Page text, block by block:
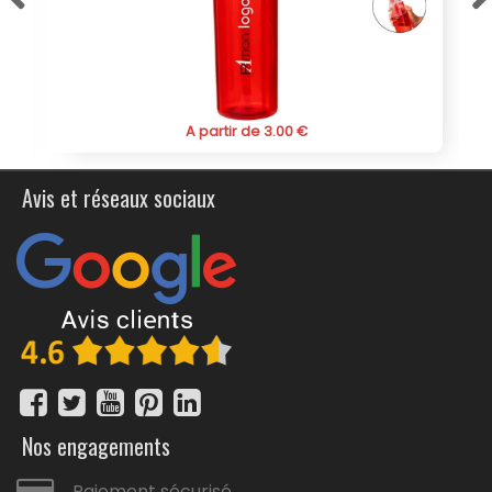
Commandez dès maintenant cette gourde
personnalisée en alu pour marquage sublimation Greims
400ml et profitez d'un produit à la fois fonctionnel et
impactant pour votre communication.
A partir de 3.00 €
Avis et réseaux sociaux
Nos engagements